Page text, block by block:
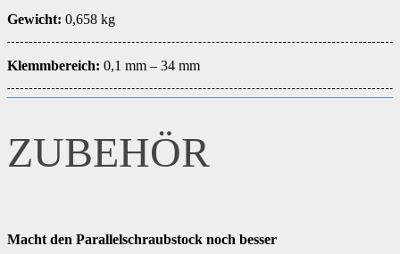
Gewicht: 0,658 kg
Klemmbereich: 0,1 mm – 34 mm
ZUBEHÖR
Macht den Parallelschraubstock noch besser